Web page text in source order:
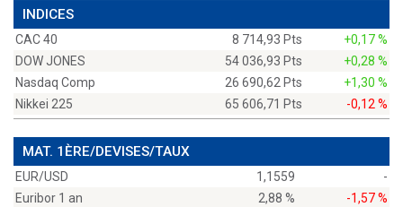
INDICES
CAC 40 8 714,93 Pts
+0,17 %
DOW JONES
54 036,93 Pts
+0,28 %
Nasdaq Comp
26 690,62 Pts
+1,30 %
Nikkei 225
65 606,71 Pts -0,12 %
MAT. 1ÈRE/DEVISES/TAUX
EUR/USD 1,1559
-
Euribor 1 an
2,88 %
-1,57 %